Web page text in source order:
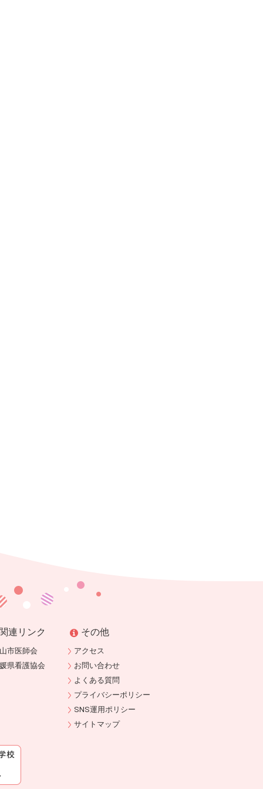
連リンク
市医師会
県看護協会
その他
アクセス
お問い合わせ
よくある質問
プライバシーポリシー
SNS運用ポリシー
サイトマップ